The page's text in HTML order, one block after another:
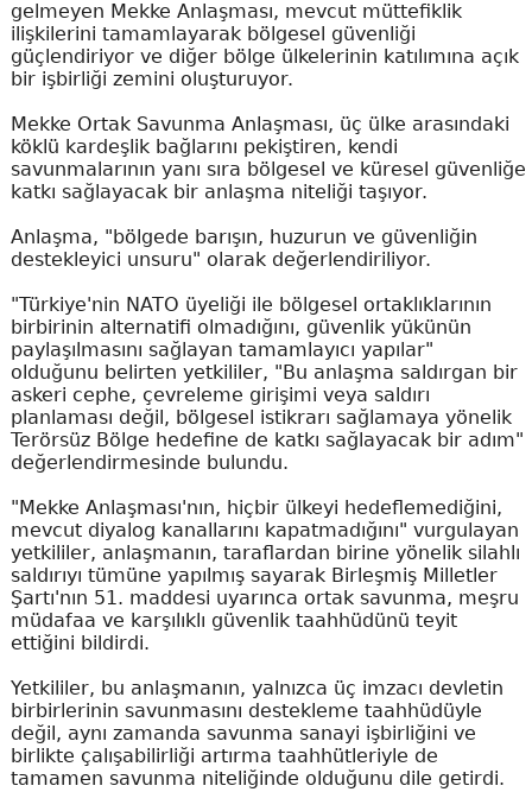
gelmeyen Mekke Anlaşması, mevcut müttefiklik
ilişkilerini tamamlayarak bölgesel güvenliği
güçlendiriyor ve diğer bölge ülkelerinin katılımına açık
bir işbirliği zemini oluşturuyor.
Mekke Ortak Savunma Anlaşması, üç ülke arasındaki
köklü kardeşlik bağlarını pekiştiren, kendi
savunmalarının yanı sıra bölgesel ve küresel güvenliğe
katkı sağlayacak bir anlaşma niteliği taşıyor.
Anlaşma, "bölgede barışın, huzurun ve güvenliğin
destekleyici unsuru" olarak değerlendiriliyor.
"Türkiye'nin NATO üyeliği ile bölgesel ortaklıklarının
birbirinin alternatifi olmadığını, güvenlik yükünün
paylaşılmasını sağlayan tamamlayıcı yapılar"
olduğunu belirten yetkililer, "Bu anlaşma saldırgan bir
askeri cephe, çevreleme girişimi veya saldırı
planlaması değil, bölgesel istikrarı sağlamaya yönelik
Terörsüz Bölge hedefine de katkı sağlayacak bir adım"
değerlendirmesinde bulundu.
"Mekke Anlaşması'nın, hiçbir ülkeyi hedeflemediğini,
mevcut diyalog kanallarını kapatmadığını" vurgulayan
yetkililer, anlaşmanın, taraflardan birine yönelik silahlı
saldırıyı tümüne yapılmış sayarak Birleşmiş Milletler
Şartı'nın 51. maddesi uyarınca ortak savunma, meşru
müdafaa ve karşılıklı güvenlik taahhüdünü teyit
ettiğini bildirdi.
Yetkililer, bu anlaşmanın, yalnızca üç imzacı devletin
birbirlerinin savunmasını destekleme taahhüdüyle
değil, aynı zamanda savunma sanayi işbirliğini ve
birlikte çalışabilirliği artırma taahhütleriyle de
tamamen savunma niteliğinde olduğunu dile getirdi.